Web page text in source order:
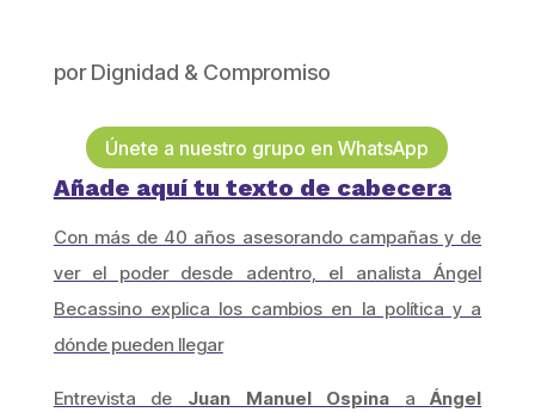
porDignidad & Compromiso
Únete a nuestro grupo en WhatsApp
Añade aquí tu texto de cabecera
Con más de 40 años asesorando campañas y de
ver el poder desde adentro, el analista Ángel
Becassino explica los cambios en la política y a
dónde pueden llegar
Entrevista de Juan Manuel Ospina aÁngel